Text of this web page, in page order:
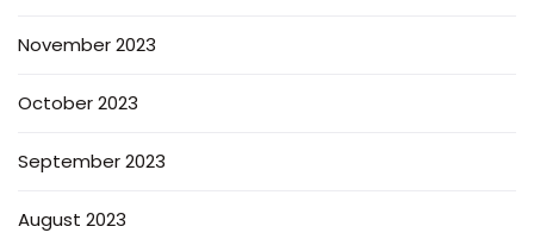
November 2023
October 2023
September 2023
August 2023